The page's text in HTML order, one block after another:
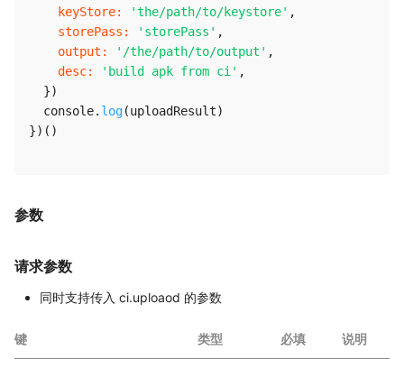
keyStore: 'the/path/to/keystore' ,
storePass : 'storePass' ,
output : '/the/path/to/output' ,
desc: 'build apk from ci' ,
})
  console
. log(uploadResult)
}) ( )
参数
请求参数
同时支持传入 ci.uploaod 的参数
键 类型 必填 说明